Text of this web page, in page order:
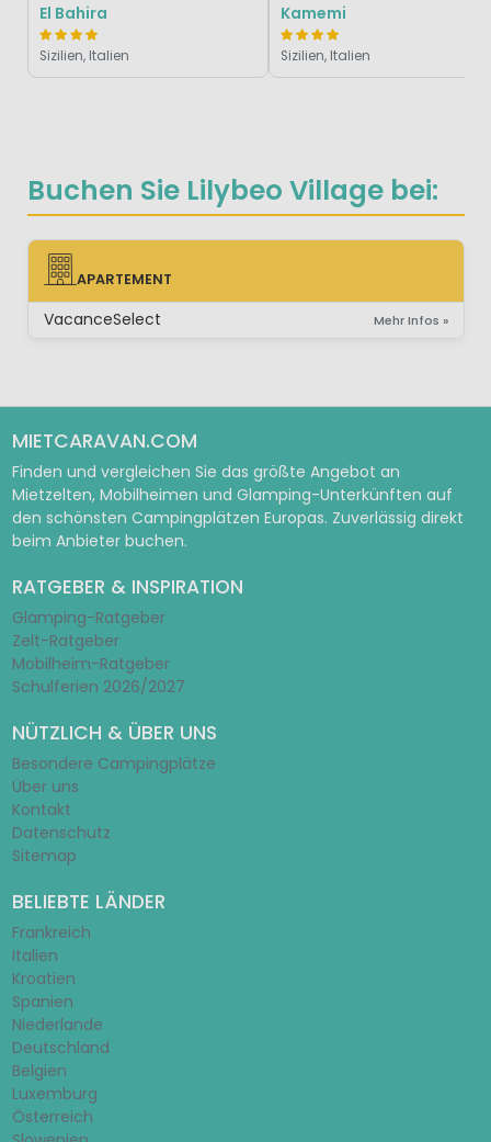
Buchen Sie Lilybeo Village bei:
APARTEMENT
APARTEMENT
VacanceSelect Mehr Infos »
El Bahira
Sizilien, Italien
Kamemi
Sizilien, Italien
MIETCARAVAN.COM
Finden und vergleichen Sie das größte Angebot an
Mietzelten, Mobilheimen und Glamping-Unterkünften auf
den schönsten Campingplätzen Europas. Zuverlässig direkt
beim Anbieter buchen.
RATGEBER & INSPIRATION
Glamping-Ratgeber
Zelt-Ratgeber
Mobilheim-Ratgeber
Schulferien 2026/2027
NÜTZLICH & ÜBER UNS
Besondere Campingplätze
Über uns
Kontakt
Datenschutz
Sitemap
BELIEBTE LÄNDER
Frankreich
Italien
Kroatien
Spanien
Niederlande
Deutschland
Belgien
Luxemburg
Österreich